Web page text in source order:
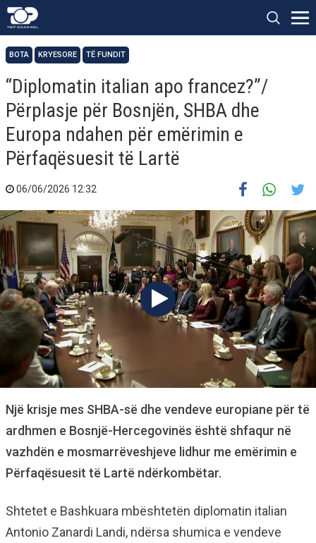
BOTA KRYESORE TË FUNDIT
“Diplomatin italian apo francez?”/
Përplasje për Bosnjën, SHBA dhe
Europa ndahen për emërimin e
Përfaqësuesit të Lartë
06/06/2026 12:32
Një krisje mes SHBA-së dhe vendeve europiane për të
ardhmen e Bosnjë-Hercegovinës është shfaqur në
vazhdën e mosmarrëveshjeve lidhur me emërimin e
Përfaqësuesit të Lartë ndërkombëtar.
Shtetet e Bashkuara mbështetën diplomatin italian
Antonio Zanardi Landi, ndërsa shumica e vendeve